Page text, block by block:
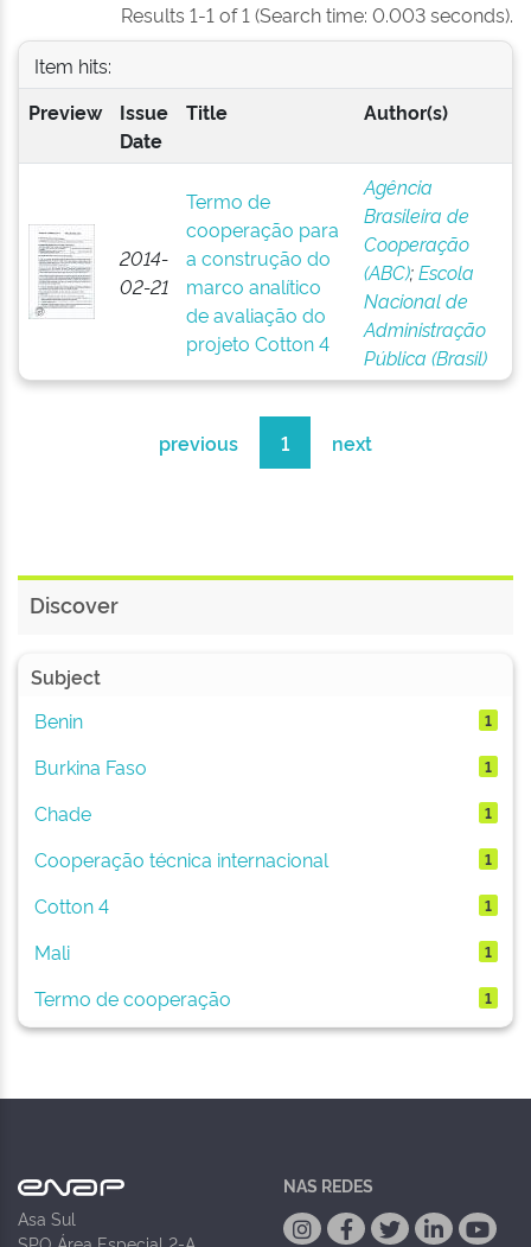
Results 1-1 of 1 (Search time: 0.003 seconds).
Item hits:
Preview
Issue
Date
Title Author(s)
2014-
02-21
Termo de
cooperação para
a construção do
marco analítico
de avaliação do
projeto Cotton 4
Agência
Brasileira de
Cooperação
(ABC);Escola
Nacional de
Administração
Pública (Brasil)
previous 1 next
Discover
Subject
Benin
1
Burkina Faso 1
Chade 1
Cooperação técnica internacional 1
Cotton 4 1
Mali 1
Termo de cooperação 1
Asa Sul
NAS REDES